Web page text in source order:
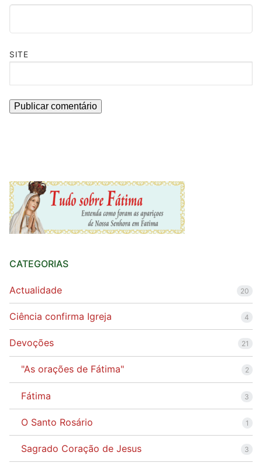
SITE
CATEGORIAS
Actualidade 20
Ciência confirma Igreja 4
Devoções 21
"As orações de Fátima" 2
Fátima 3
O Santo Rosário 1
Sagrado Coração de Jesus 3